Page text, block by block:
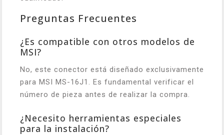
Preguntas Frecuentes
¿Es compatible con otros modelos de
MSI?
No, este conector está diseñado exclusivamente
para MSI MS-16J1. Es fundamental verificar el
número de pieza antes de realizar la compra.
¿Necesito herramientas especiales
para la instalación?